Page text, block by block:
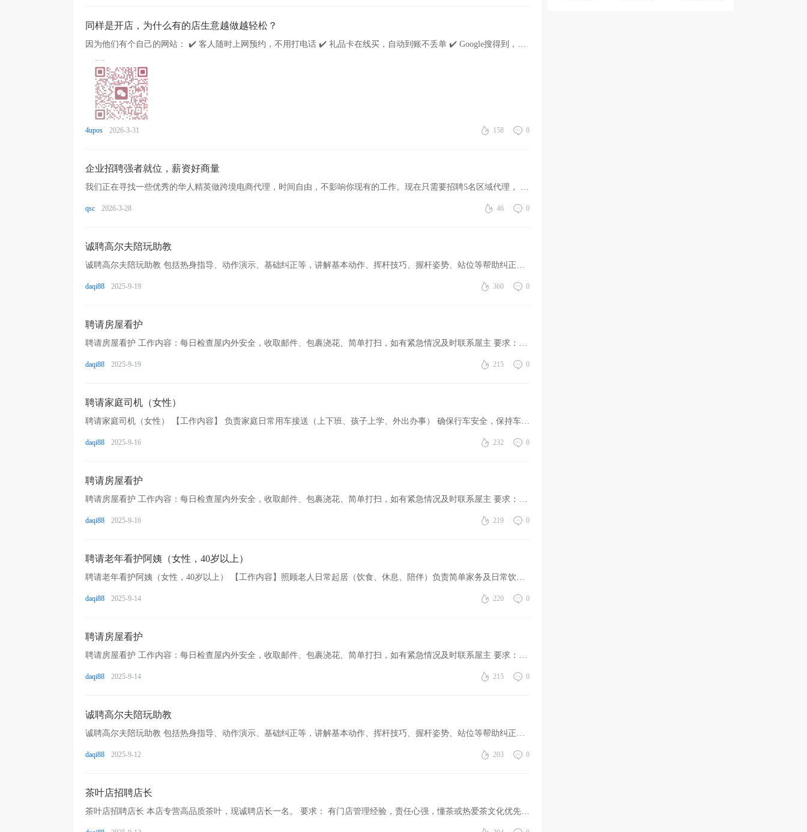
同样是开店，为什么有的店生意越做越轻松？
4upos 2026-3-31 158 0
企业招聘强者就位，薪资好商量
qsc 2026-3-28 46 0
诚聘高尔夫陪玩助教
daqi88 2025-9-19 360 0
聘请房屋看护
daqi88 2025-9-19 215 0
聘请家庭司机（女性）
daqi88 2025-9-16 232 0
聘请房屋看护
daqi88 2025-9-16 219 0
聘请老年看护阿姨（女性，40岁以上）
daqi88 2025-9-14 220 0
聘请房屋看护
daqi88 2025-9-14 215 0
诚聘高尔夫陪玩助教
daqi88 2025-9-12 203 0
茶叶店招聘店长